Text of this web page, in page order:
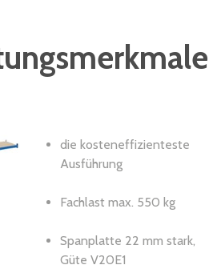
die kosteneffizienteste
Ausführung
Fachlast max. 550 kg
Spanplatte 22 mm stark,
Güte V20E1